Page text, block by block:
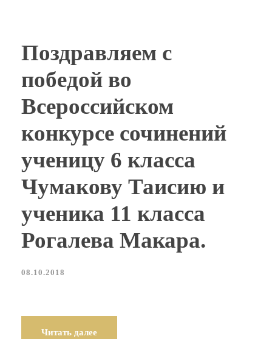
Поздравляем с
победой во
Всероссийском
конкурсе сочинений
ученицу 6 класса
Чумакову Таисию и
ученика 11 класса
Рогалева Макара.
08.10.2018
Читать далее